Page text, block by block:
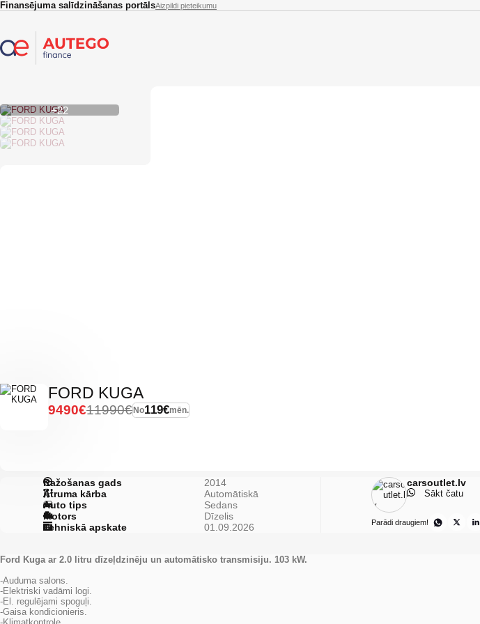
Skip to main content
Finansējuma salīdzināšanas portālsAizpildi pieteikumu
+22
FORD KUGA
No119€mēn.
11990€
9490€
Ražošanas gads
2014
Ātruma kārba
Automātiskā
Auto tips
Sedans
Motors
Dīzelis
Tehniskā apskate
01.09.2026
carsoutlet.lv
Sākt čatu
Parādi draugiem!
Ford Kuga ar 2.0 litru dīzeļdzinēju un automātisko transmisiju. 103 kW.
-Auduma salons.
-Elektriski vadāmi logi.
-El. regulējami spoguļi.
-Gaisa kondicionieris.